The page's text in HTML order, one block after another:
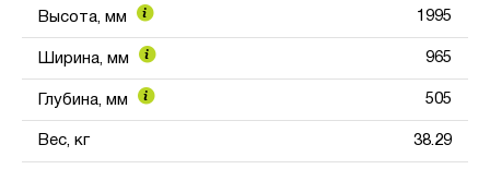
Высота, мм 1995
Ширина, мм 965
Глубина, мм 505
Вес, кг 38.29